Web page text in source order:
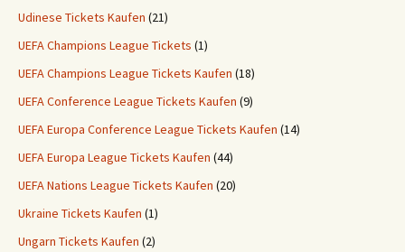
Udinese Tickets Kaufen (21)
UEFA Champions League Tickets (1)
UEFA Champions League Tickets Kaufen (18)
UEFA Conference League Tickets Kaufen (9)
UEFA Europa Conference League Tickets Kaufen (14)
UEFA Europa League Tickets Kaufen (44)
UEFA Nations League Tickets Kaufen (20)
Ukraine Tickets Kaufen (1)
Ungarn Tickets Kaufen (2)